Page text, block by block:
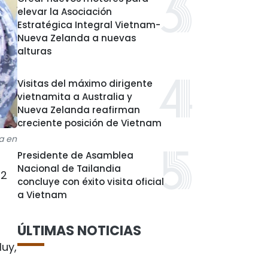
en
elevar la Asociación
Estratégica Integral Vietnam-
Nueva Zelanda a nuevas
alturas
Visitas del máximo dirigente
vietnamita a Australia y
Nueva Zelanda reafirman
creciente posición de Vietnam
Presidente de Asamblea
Nacional de Tailandia
concluye con éxito visita oficial
a Vietnam
ÚLTIMAS NOTICIAS